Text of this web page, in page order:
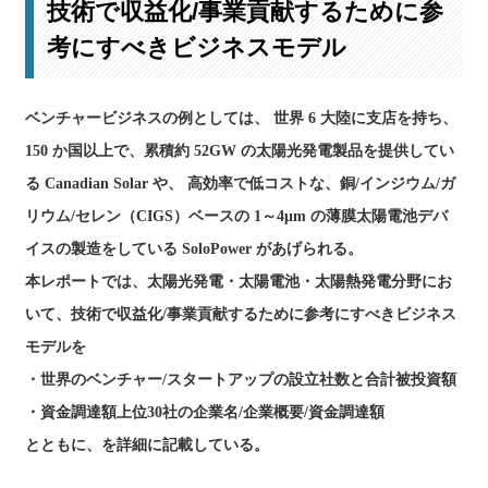
技術で収益化/事業貢献するために参
考にすべきビジネスモデル
ベンチャービジネスの例としては、 世界 6 大陸に支店を持ち、
150 か国以上で、累積約 52GW の太陽光発電製品を提供してい
る Canadian Solar や、 高効率で低コストな、銅/インジウム/ガ
リウム/セレン（CIGS）ベースの 1～4μm の薄膜太陽電池デバ
イスの製造をしている SoloPower があげられる。
本レポートでは、太陽光発電・太陽電池・太陽熱発電分野にお
いて、技術で収益化/事業貢献するために参考にすべきビジネス
モデルを
・世界のベンチャー/スタートアップの設立社数と合計被投資額
・資金調達額上位30社の企業名/企業概要/資金調達額
とともに、を詳細に記載している。